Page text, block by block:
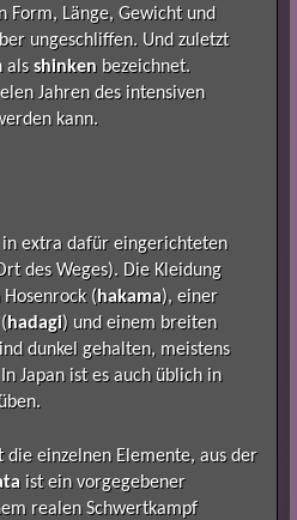
Form, Länge, Gewicht und
ungeschliffen. Und zuletzt
alsshinken bezeichnet.
Jahren des intensiven
kann.
extra dafür eingerichteten
des Weges). Die Kleidung
(hakama), einer
hadagi) und einem breiten
dunkel gehalten, meistens
Japan ist es auch üblich in
einzelnen Elemente, aus der
ist ein vorgegebener
realen Schwertkampf